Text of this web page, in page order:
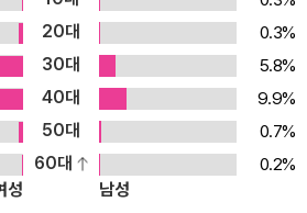
20대
0.3%
30대
5.8%
40대
9.9%
50대
0.7%
60대
0.2%
성
남성